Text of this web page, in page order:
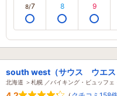
8/7 8 9
south west（サウス ウエス
北海道 ＞札幌 ／バイキング・ビュッフェ